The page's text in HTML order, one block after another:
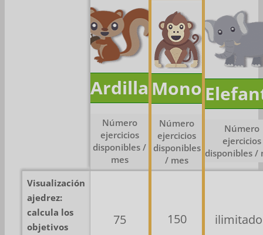
Ardilla
Número
ejercicios
disponibles /
mes
Mono
Número
ejercicios
disponibles
/ mes
Número
ejercicios
disponibles /
Visualización
ajedrez:
calcula los
objetivos
75 150